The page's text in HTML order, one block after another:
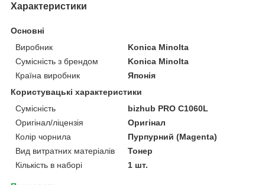
Характеристики
Основні
Виробник
Konica Minolta
Сумісність з брендом
Konica Minolta
Країна виробник
Японія
Користувацькі характеристики
Сумісність
bizhub PRO C1060L
Оригінал/ліцензія
Оригінал
Колір чорнила
Пурпурний (Magenta)
Вид витратних матеріалів
Тонер
Кількість в наборі
1 шт.